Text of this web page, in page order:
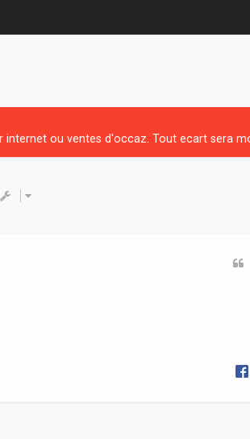
internet ou ventes d'occaz. Tout ecart sera
avancée